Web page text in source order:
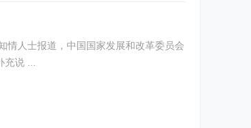
情人士报道，中国国家发展和改革委员会
在某些情况下，审批流程甚至长达九个月。 知情人士补充说 ...